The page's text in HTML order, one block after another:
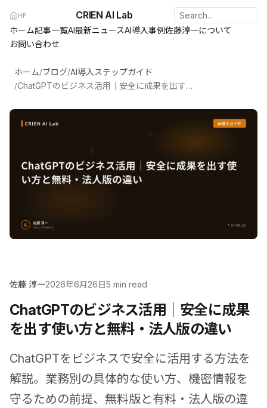
HP CRIEN AI Lab
ホーム記事一覧AI最新ニュースAI導入事例佐藤淳一について
お問い合わせ
ホーム/ブログ/AI導入ステップガイド
/ ChatGPTのビジネス活用｜安全に成果を出す使い方と無料・法人版の違い
佐藤 淳一2026年6月26日5 min read
ChatGPTのビジネス活用｜安全に成果
を出す使い方と無料・法人版の違い
ChatGPTをビジネスで安全に活用する方法を
解説。業務別の具体的な使い方、機密情報を
守るための前提、無料版と有料・法人版の違